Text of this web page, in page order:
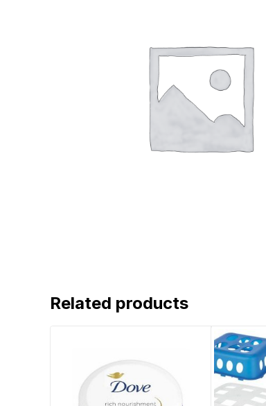
Related products